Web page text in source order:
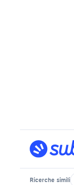
Ricerche simili